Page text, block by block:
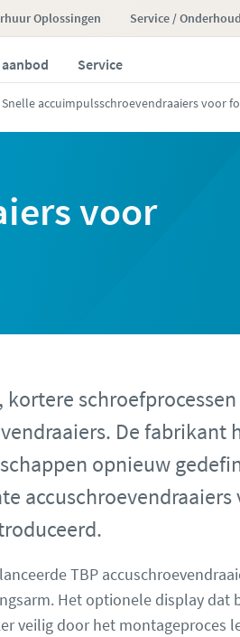
Oplossingen Service / Onderhoud
Service
Snelle accuimpulsschroevendraaiers voor
voor
De fabrikant
opnieuw
accuschroevendraaiers
TBP
Het optionele display dat
veilig door het montageproces